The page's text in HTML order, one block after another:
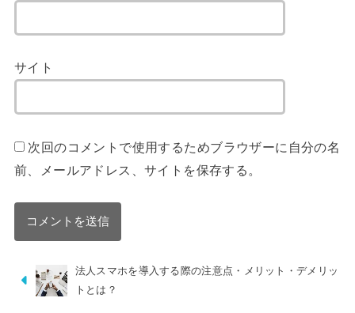
サイト
次回のコメントで使用するためブラウザーに自分の名
前、メールアドレス、サイトを保存する。
法人スマホを導入する際の注意点・メリット・デメリッ
トとは？